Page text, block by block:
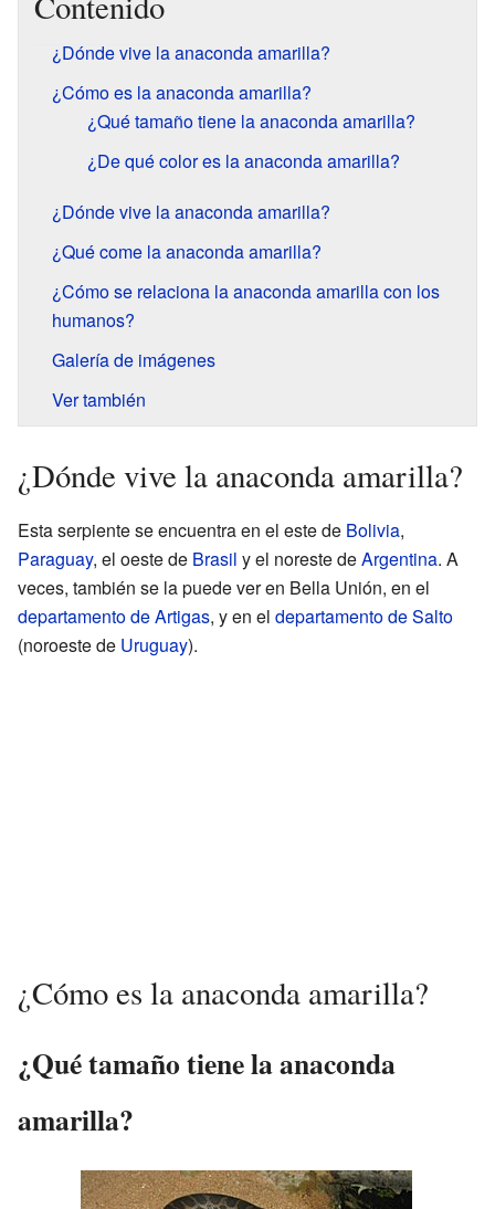
¿Dónde vive la anaconda amarilla?
¿Cómo es la anaconda amarilla?
¿Qué tamaño tiene la anaconda amarilla?
¿De qué color es la anaconda amarilla?
¿Dónde vive la anaconda amarilla?
¿Qué come la anaconda amarilla?
¿Cómo se relaciona la anaconda amarilla con los
humanos?
Galería de imágenes
Ver también
¿Dónde vive la anaconda amarilla?
Esta serpiente se encuentra en el este de Bolivia,
Paraguay, el oeste de Brasil y el noreste deArgentina. A
veces, también se la puede ver en Bella Unión, en el
departamento de Artigas, y en el departamento de Salto
(noroeste de Uruguay).
¿Cómo es la anaconda amarilla?
¿Qué tamaño tiene la anaconda
amarilla?